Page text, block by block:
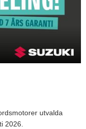
utvalda
2026.